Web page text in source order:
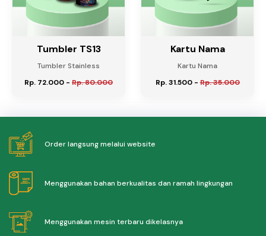
Tumbler TS13
Tumbler Stainless
Rp. 72.000 - Rp. 80.000
Kartu Nama
Kartu Nama
Rp. 31.500-Rp. 35.000
Order langsung melalui website
Menggunakan bahan berkualitas dan ramah lingkungan
Menggunakan mesin terbaru dikelasnya